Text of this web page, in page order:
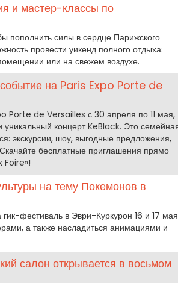
и мастер-классы по
пополнить силы в сердце Парижского
провести уикенд полного отдыха:
или на свежем воздухе.
на Paris Expo Porte de
Porte de Versailles с 30 апреля по 11 мая,
концерт KeBlack. Это
экскурсии, шоу, выгодные предложения,
бесплатные приглашения прямо
Foire»!
на тему Покемонов в
фестиваль в Эври-Куркурон 16 и 17 мая
а также насладиться анимациями и
салон открывается в восьмом